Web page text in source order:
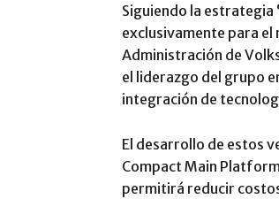
Siguiendo la estrategia
exclusivamente para
Administración de
el liderazgo del grupo
integración de
El desarrollo de estos
Compact Main
permitirá reducir